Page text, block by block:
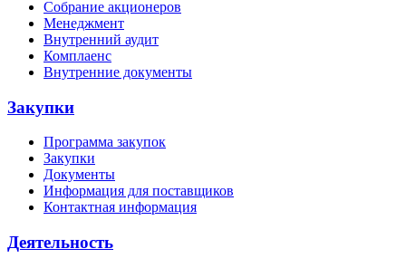
Собрание акционеров
Менеджмент
Внутренний аудит
Комплаенс
Внутренние документы
Закупки
Программа закупок
Закупки
Документы
Информация для поставщиков
Контактная информация
Деятельность